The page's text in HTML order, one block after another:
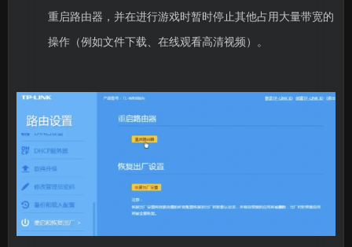
重启路由器，并在进行游戏时暂时停止其他占用大量带宽的
操作（例如文件下载、在线观看高清视频）。